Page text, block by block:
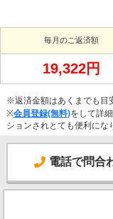
毎月のご返済額
19,322円
※返済金額はあくまでも目
※会員登録(無料)をして詳
ションされとても便利にな
電話で問合